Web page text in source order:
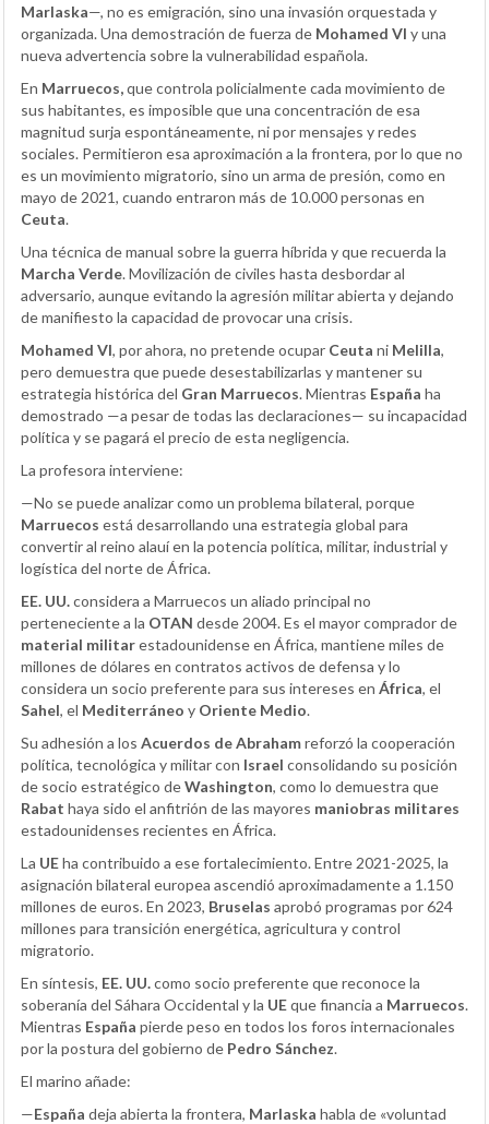
Marlaska—, no es emigración, sino una invasión orquestada y
organizada. Una demostración de fuerza de Mohamed VI y una
nueva advertencia sobre la vulnerabilidad española.
En Marruecos,que controla policialmente cada movimiento de
sus habitantes, es imposible que una concentración de esa
magnitud surja espontáneamente, ni por mensajes y redes
sociales. Permitieron esa aproximación a la frontera, por lo que no
es un movimiento migratorio, sino un arma de presión, como en
mayo de 2021, cuando entraron más de 10.000 personas en
Ceuta.
Una técnica de manual sobre la guerra híbrida y que recuerda la
Marcha Verde. Movilización de civiles hasta desbordar al
adversario, aunque evitando la agresión militar abierta y dejando
de manifiesto la capacidad de provocar una crisis.
Mohamed VI, por ahora, no pretende ocupar Ceuta ni Melilla,
pero demuestra que puede desestabilizarlas y mantener su
estrategia histórica del Gran Marruecos. Mientras España ha
demostrado —a pesar de todas las declaraciones— su incapacidad
política y se pagará el precio de esta negligencia.
La profesora interviene:
—No se puede analizar como un problema bilateral, porque
Marruecos está desarrollando una estrategia global para
convertir al reino alauí en la potencia política, militar, industrial y
logística del norte de África.
EE. UU.considera a Marruecos un aliado principal no
perteneciente a la OTAN desde 2004. Es el mayor comprador de
material militarestadounidense en África, mantiene miles de
millones de dólares en contratos activos de defensa y lo
considera un socio preferente para sus intereses en África, el
Sahel, el Mediterráneo y Oriente Medio.
Su adhesión a los Acuerdos de Abrahamreforzó la cooperación
política, tecnológica y militar con Israel consolidando su posición
de socio estratégico deWashington, como lo demuestra que
Rabat haya sido el anfitrión de las mayores maniobras militares
estadounidenses recientes en África.
La UEha contribuido a ese fortalecimiento. Entre 2021-2025, la
asignación bilateral europea ascendió aproximadamente a 1.150
millones de euros. En 2023, Bruselas aprobó programas por 624
millones para transición energética, agricultura y control
migratorio.
En síntesis, EE. UU.como socio preferente que reconoce la
soberanía del Sáhara Occidental y la UEque financia a Marruecos.
Mientras España pierde peso en todos los foros internacionales
por la postura del gobierno de Pedro Sánchez.
El marino añade:
—España deja abierta la frontera, Marlaska habla de «voluntad